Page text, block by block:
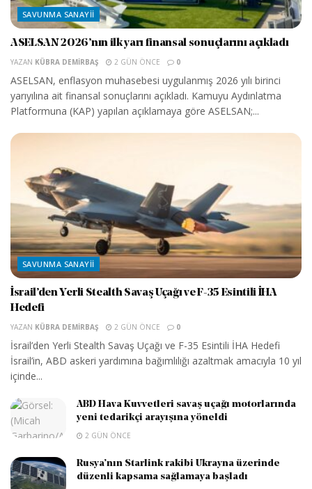
SAVUNMA SANAYII
ASELSAN 2026’nın ilk yarı finansal sonuçlarını açıkladı
YAZAN KÜBRA DEMIRBAŞ 2 GÜN ÖNCE 0
ASELSAN, enflasyon muhasebesi uygulanmış 2026 yılı birinci
yarıyılına ait finansal sonuçlarını açıkladı. Kamuyu Aydınlatma
Platformuna (KAP) yapılan açıklamaya göre ASELSAN;...
SAVUNMA SANAYII
İsrail’den Yerli Stealth Savaş Uçağı ve F-35 Esintili İHA
Hedefi
YAZAN KÜBRA DEMIRBAŞ 2 GÜN ÖNCE 0
İsrail’den Yerli Stealth Savaş Uçağı ve F-35 Esintili İHA Hedefi
İsrail’in, ABD askeri yardımına bağımlılığı azaltmak amacıyla 10 yıl
içinde...
ABD Hava Kuvvetleri savaş uçağı motorlarında
yeni tedarikçi arayışına yöneldi
2 GÜN ÖNCE
Rusya’nın Starlink rakibi Ukrayna üzerinde
düzenli kapsama sağlamaya başladı